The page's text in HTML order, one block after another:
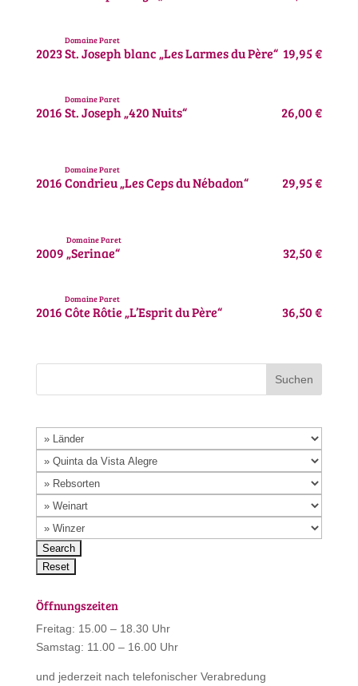
2023
Domaine Paret
St. Joseph blanc „Les Larmes du Père“ 19,95 €
2016
Domaine Paret
St. Joseph „420 Nuits“ 26,00 €
2016
Domaine Paret
Condrieu „Les Ceps du Nébadon“ 29,95 €
2009
Domaine Paret
„Serinae“ 32,50 €
2016
Domaine Paret
Côte Rôtie „L’Esprit du Père“ 36,50 €
Öffnungszeiten
Freitag: 15.00 – 18.30 Uhr
Samstag: 11.00 – 16.00 Uhr
und jederzeit nach telefonischer Verabredung